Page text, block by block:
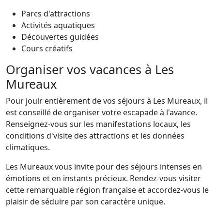
Parcs d'attractions
Activités aquatiques
Découvertes guidées
Cours créatifs
Organiser vos vacances à Les
Mureaux
Pour jouir entièrement de vos séjours à Les Mureaux, il
est conseillé de organiser votre escapade à l'avance.
Renseignez-vous sur les manifestations locaux, les
conditions d'visite des attractions et les données
climatiques.
Les Mureaux vous invite pour des séjours intenses en
émotions et en instants précieux. Rendez-vous visiter
cette remarquable région française et accordez-vous le
plaisir de séduire par son caractère unique.